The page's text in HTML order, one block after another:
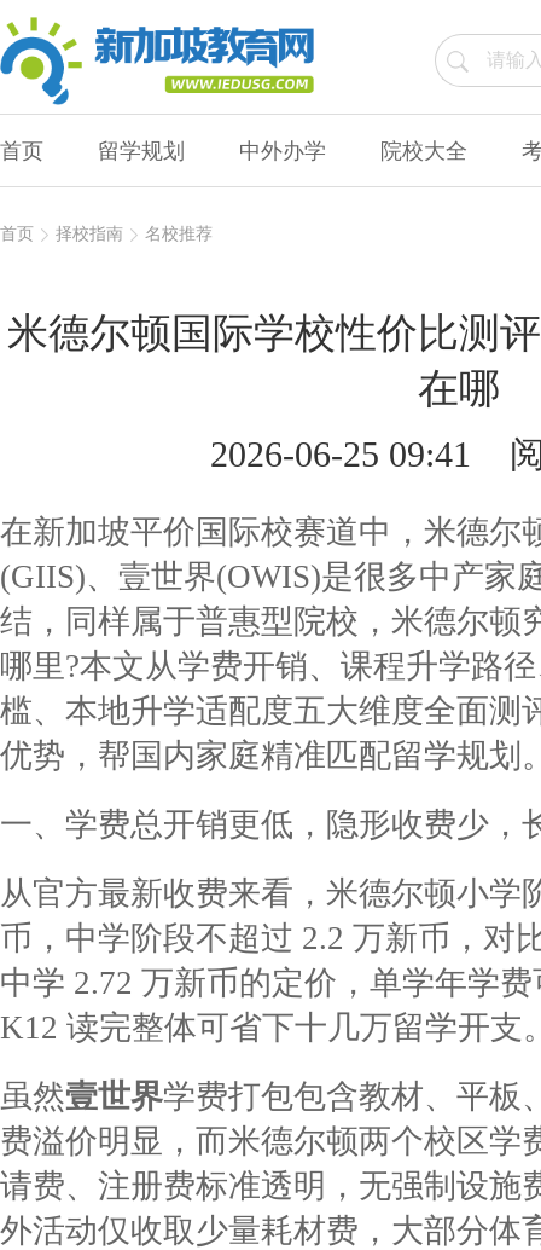
首页 留学规划 中外办学 院校大全
首页 择校指南 名校推荐
米德尔顿国际学校性价比测
在哪
2026-06-25 09:41
在新加坡平价国际校赛道中，米德尔
(GIIS)、壹世界(OWIS)是很多中产家
结，同样属于普惠型院校，米德尔顿
哪里?本文从学费开销、课程升学路
槛、本地升学适配度五大维度全面测
优势，帮国内家庭精准匹配留学规划
一、学费总开销更低，隐形收费少，
从官方最新收费来看，米德尔顿小学
币，中学阶段不超过 2.2 万新币，对
中学 2.72 万新币的定价，单学年学
K12 读完整体可省下十几万留学开支
虽然壹世界学费打包包含教材、平板
费溢价明显，而米德尔顿两个校区学
请费、注册费标准透明，无强制设施
外活动仅收取少量耗材费，大部分体